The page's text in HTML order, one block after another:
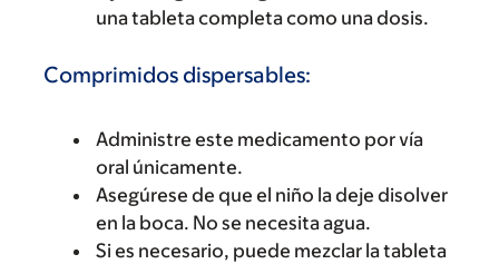
una tableta completa como una dosis.
Comprimidos dispersables:
Administre este medicamento por vía
oral únicamente.
Asegúrese de que el niño la deje disolver
en la boca. No se necesita agua.
Si es necesario, puede mezclar la tableta